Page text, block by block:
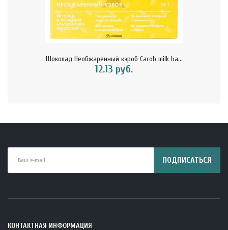
Шоколад Необжаренный кэроб Carob milk ba...
12.13 руб.
ПОДПИСАТЬСЯ
КОНТАКТНАЯ ИНФОРМАЦИЯ